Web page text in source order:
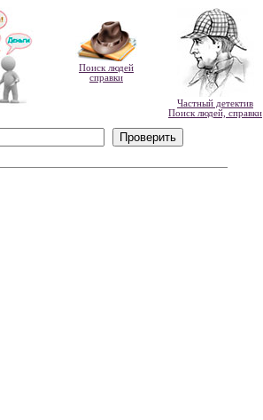
Поиск людей
справки
Частный детектив
Поиск людей, справки